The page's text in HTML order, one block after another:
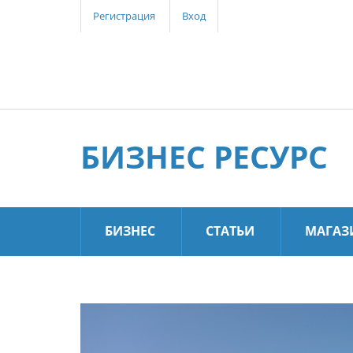
Регистрация Вход
БИЗНЕС РЕСУРС
БИЗНЕС СТАТЬИ